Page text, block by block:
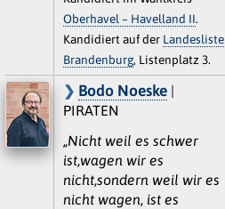
Oberhavel – Havelland II.
Kandidiert auf der Landesliste
Brandenburg, Listenplatz 3.
Bodo Noeske|
PIRATEN
„Nicht weil es schwer
ist,wagen wir es
nicht,sondern weil wir es
nicht wagen, ist es